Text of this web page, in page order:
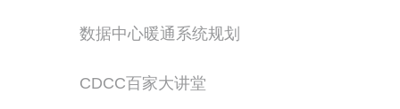
数据中心暖通系统规划
CDCC百家大讲堂